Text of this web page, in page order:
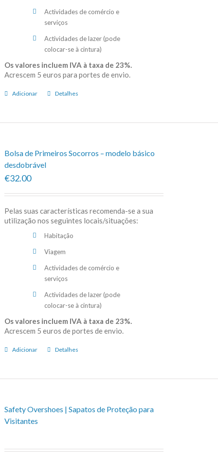
Actividades de comércio e
serviços
Actividades de lazer (pode
colocar-se à cintura)
Os valores incluem IVA à taxa de 23%.
Acrescem 5 euros para portes de envio.
Adicionar Detalhes
Bolsa de Primeiros Socorros – modelo básico
desdobrável
€32.00
Pelas suas características recomenda-se a sua
utilização nos seguintes locais/situações:
Habitação
Viagem
Actividades de comércio e
serviços
Actividades de lazer (pode
colocar-se à cintura)
Os valores incluem IVA à taxa de 23%.
Acrescem 5 euros de portes de envio.
Adicionar Detalhes
Safety Overshoes | Sapatos de Proteção para
Visitantes